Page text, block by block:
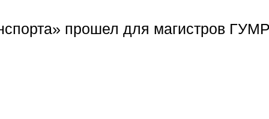
прошел для магистров